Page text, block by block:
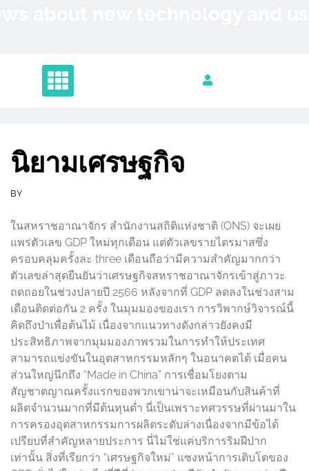
นิยามเศรษฐกิจ
BY
ในสหราชอาณาจักร สำนักงานสถิติแห่งชาติ (ONS) จะเผย
แพร่ตัวเลข GDP ใหม่ทุกเดือน แต่ตัวเลขรายไตรมาสซึ่ง
ครอบคลุมครั้งละ three เดือนถือว่ามีความสำคัญมากกว่า
ตัวเลขล่าสุดยืนยันว่าเศรษฐกิจสหราชอาณาจักรเข้าสู่ภาวะ
ถดถอยในช่วงปลายปี 2566 หลังจากที่ GDP ลดลงในช่วงสาม
เดือนติดต่อกัน 2 ครั้ง ในมุมมองของเรา การวิพากษ์วิจารณ์นี้
คิดถึงป่าเพื่อต้นไม้ เนื่องจากแนวทางดังกล่าวยังคงมี
ประสิทธิภาพจากมุมมองภาพรวมในการทำให้ประเทศ
สามารถแข่งขันในอุตสาหกรรมหลักๆ ในอนาคตได้ เมื่อคน
ส่วนใหญ่นึกถึง “Made in China” การเชื่อมโยงตาม
สัญชาตญาณครั้งแรกของพวกเขาน่าจะเหมือนกับสินค้าที่
ผลิตจำนวนมากที่มีต้นทุนต่ำ นี่เป็นเพราะทศวรรษที่ผ่านมาใน
การครองอุตสาหกรรมการผลิตระดับล่างเนื่องจากมีข้อได้
เปรียบที่สำคัญหลายประการ นี่ไม่ใช่แค่บริการริมฝีปาก
เท่านั้น สิ่งที่เรียกว่า “เศรษฐกิจใหม่” แซงหน้าการเติบโตของ